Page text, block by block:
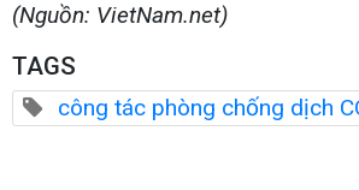
(Nguồn: VietNam.net)
TAGS
công tác phòng chống dịch